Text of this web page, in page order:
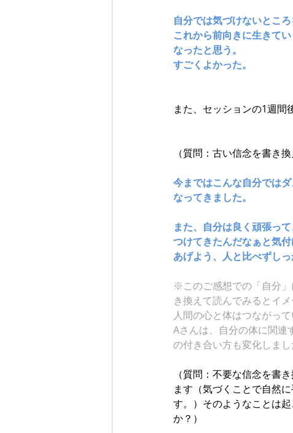
自分では気づけないところ
これから前向きに生きて
なったと思う。
すごくよかった。
また、セッションの1週間
（質問：古い信念を書き
今まではこんな自分では
なってきました。
また、自分は良く頑張っ
つけてきたんだなぁと気
あげよう、人と比べずし
※このご感想での「自分
き換えて読んでみるとイ
人間の心と体はつながって
Aさんは、自分の体に関連
の付き合い方も変化しまし
（質問：不要な信念を書
ます（気づくことで自然
す。）そのようなことは
か？）